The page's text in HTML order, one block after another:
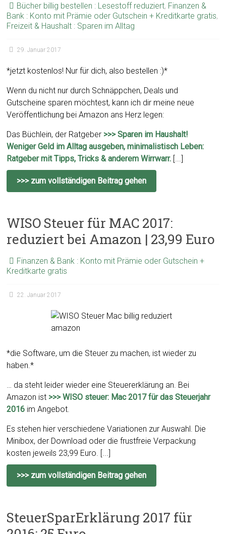
Bücher billig bestellen : Lesestoff reduziert, Finanzen &
Bank : Konto mit Prämie oder Gutschein + Kreditkarte gratis,
Freizeit & Haushalt : Sparen im Alltag
29. Januar 2017
*jetzt kostenlos! Nur für dich, also bestellen :)*
Wenn du nicht nur durch Schnäppchen, Deals und
Gutscheine sparen möchtest, kann ich dir meine neue
Veröffentlichung bei Amazon ans Herz legen:
Das Büchlein, der Ratgeber >>> Sparen im Haushalt!
Weniger Geld im Alltag ausgeben, minimalistisch Leben:
Ratgeber mit Tipps, Tricks & anderem Wirrwarr. [...]
>>> zum vollständigen Beitrag gehen
WISO Steuer für MAC 2017:
reduziert bei Amazon | 23,99 Euro
Finanzen & Bank : Konto mit Prämie oder Gutschein +
Kreditkarte gratis
22. Januar 2017
*die Software, um die Steuer zu machen, ist wieder zu
haben.*
… da steht leider wieder eine Steuererklärung an. Bei
Amazon ist >>> WISO steuer: Mac 2017 für das Steuerjahr
2016 im Angebot.
Es stehen hier verschiedene Variationen zur Auswahl. Die
Minibox, der Download oder die frustfreie Verpackung
kosten jeweils 23,99 Euro. [...]
>>> zum vollständigen Beitrag gehen
SteuerSparErklärung 2017 für